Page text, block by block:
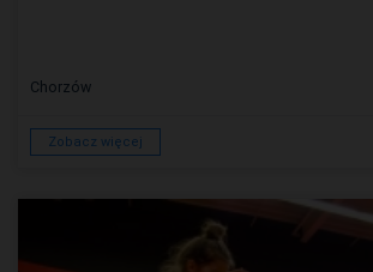
Chorzów
Zobacz więcej